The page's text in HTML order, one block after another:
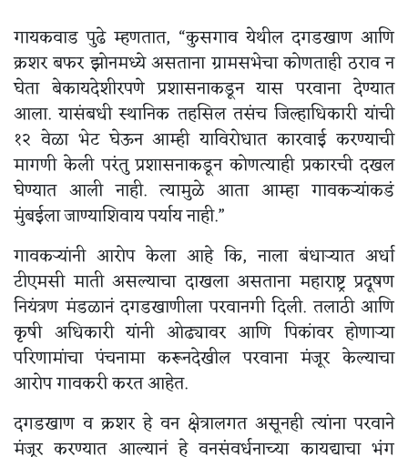
गायकवाड पुढे म्हणतात, “कुसगाव येथील दगडखाण आणि
क्रशर बफर झोनमध्ये असताना ग्रामसभेचा कोणताही ठराव न
घेता बेकायदेशीरपणे प्रशासनाकडून यास परवाना देण्यात
आला. यासंबधी स्थानिक तहसिल तसंच जिल्हाधिकारी यांची
१२ वेळा भेट घेऊन आम्ही याविरोधात कारवाई करण्याची
मागणी केली परंतु प्रशासनाकडून कोणत्याही प्रकारची दखल
घेण्यात आली नाही. त्यामुळे आता आम्हा गावकऱ्यांकडं
मुंबईला जाण्याशिवाय पर्याय नाही.”
गावकऱ्यांनी आरोप केला आहे कि, नाला बंधाऱ्यात अर्धा
टीएमसी माती असल्याचा दाखला असताना महाराष्ट्र प्रदूषण
नियंत्रण मंडळानं दगडखाणीला परवानगी दिली. तलाठी आणि
कृषी अधिकारी यांनी ओढ्यावर आणि पिकांवर होणाऱ्या
परिणामांचा पंचनामा करूनदेखील परवाना मंजूर केल्याचा
आरोप गावकरी करत आहेत.
दगडखाण व क्रशर हे वन क्षेत्रालगत असूनही त्यांना परवाने
मंजूर करण्यात आल्यानं हे वनसंवर्धनाच्या कायद्याचा भंग